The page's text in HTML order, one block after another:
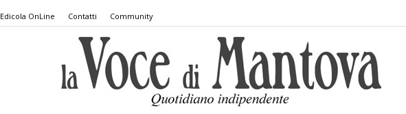
Edicola OnLine Contatti Community